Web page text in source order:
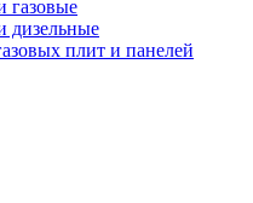
газовые
дизельные
плит и панелей